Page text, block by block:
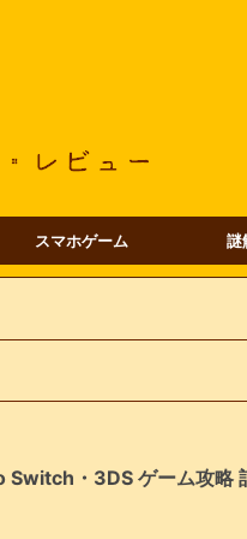
スマホゲーム 謎
・3DS ゲーム攻略